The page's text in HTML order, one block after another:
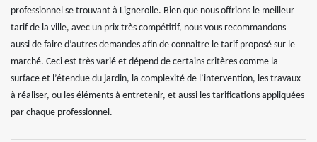
professionnel se trouvant à Lignerolle. Bien que nous offrions le meilleur
tarif de la ville, avec un prix très compétitif, nous vous recommandons
aussi de faire d’autres demandes afin de connaitre le tarif proposé sur le
marché. Ceci est très varié et dépend de certains critères comme la
surface et l’étendue du jardin, la complexité de l’intervention, les travaux
à réaliser, ou les éléments à entretenir, et aussi les tarifications appliquées
par chaque professionnel.